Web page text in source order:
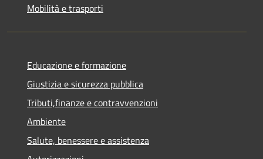
Mobilità e trasporti
Educazione e formazione
Giustizia e sicurezza pubblica
Tributi,finanze e contravvenzioni
Ambiente
Salute, benessere e assistenza